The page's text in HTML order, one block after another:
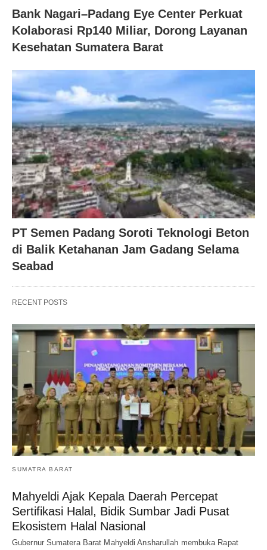
Bank Nagari–Padang Eye Center Perkuat
Kolaborasi Rp140 Miliar, Dorong Layanan
Kesehatan Sumatera Barat
PT Semen Padang Soroti Teknologi Beton
di Balik Ketahanan Jam Gadang Selama
Seabad
RECENT POSTS
SUMATRA BARAT
Mahyeldi Ajak Kepala Daerah Percepat
Sertifikasi Halal, Bidik Sumbar Jadi Pusat
Ekosistem Halal Nasional
Gubernur Sumatera Barat Mahyeldi Ansharullah membuka Rapat